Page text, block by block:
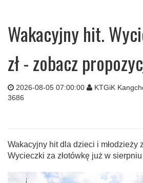
Wakacyjny hit.
zł - zobacz
2026-08-05 07:00:00
KTGiK
3686
Wakacyjny hit dla dzieci i młodzieży
Wycieczki za złotówkę już w sierpniu